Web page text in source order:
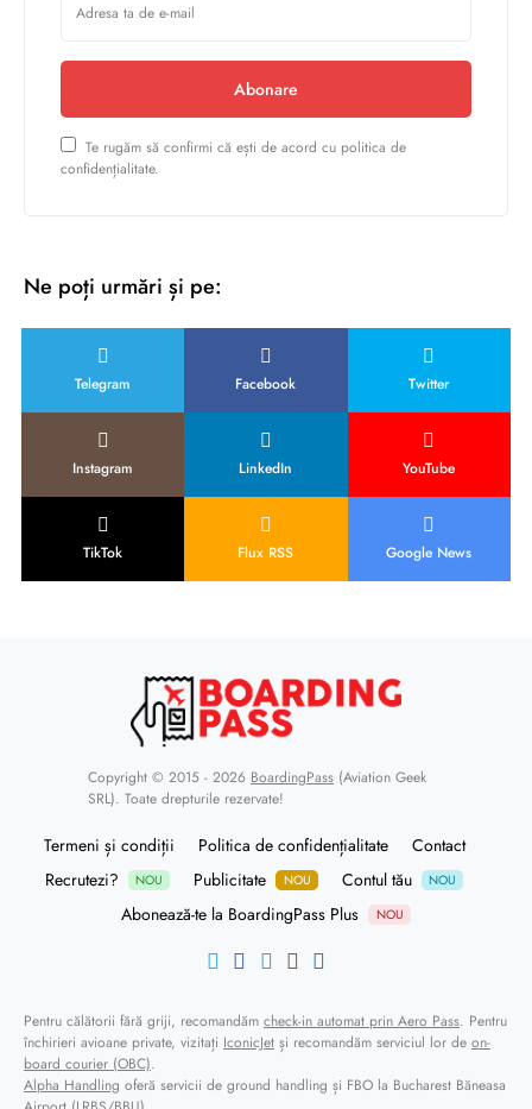
Abonare
Te rugăm să confirmi că ești de acord cu politica de
confidențialitate.
Ne poți urmări și pe:
Telegram Facebook Twitter
Instagram LinkedIn YouTube
TikTok Flux RSS Google News
Copyright © 2015 - 2026 BoardingPass (Aviation Geek
SRL). Toate drepturile rezervate!
Termeni și condiții Politica de confidențialitate
Contact
Recrutezi?
NOU Publicitate NOU Contul tău NOU
Abonează-te la BoardingPass Plus NOU
Pentru călătorii fără griji, recomandăm check-in automat prin Aero Pass. Pentru
închirieri avioane private, vizitați IconicJet și recomandăm serviciul lor de on-
board courier (OBC).
Alpha Handling oferă servicii de ground handling și FBO la Bucharest Băneasa